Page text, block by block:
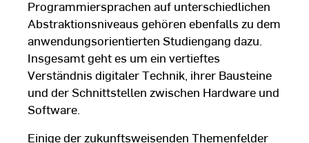
Programmiersprachen auf unterschiedlichen
Abstraktionsniveaus gehören ebenfalls zu dem
anwendungsorientierten Studiengang dazu.
Insgesamt geht es um ein vertieftes
Verständnis digitaler Technik, ihrer Bausteine
und der Schnittstellen zwischen Hardware und
Software.
Einige der zukunftsweisenden Themenfelder